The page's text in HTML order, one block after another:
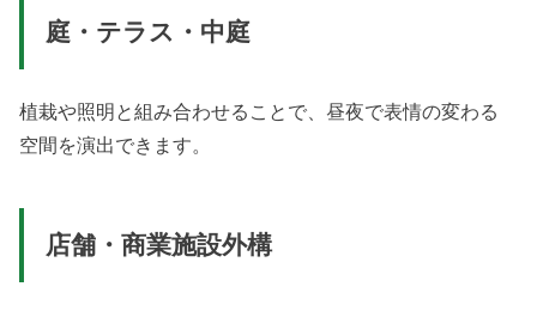
庭・テラス・中庭
植栽や照明と組み合わせることで、昼夜で表情の変わる
空間を演出できます。
店舗・商業施設外構